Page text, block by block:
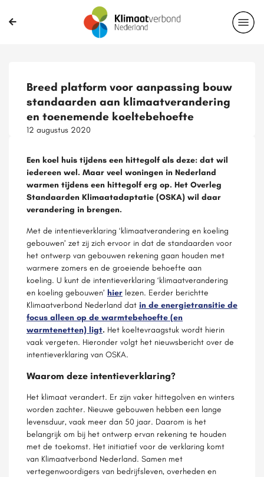
Breed platform voor aanpassing bouw
standaarden aan klimaatverandering
en toenemende koeltebehoefte
12 augustus 2020
Een koel huis tijdens een hittegolf als deze: dat wil
iedereen wel. Maar veel woningen in Nederland
warmen tijdens een hittegolf erg op. Het Overleg
Standaarden Klimaatadaptatie (OSKA) wil daar
verandering in brengen.
Met de intentieverklaring ‘klimaatverandering en koeling
gebouwen’ zet zij zich ervoor in dat de standaarden voor
het ontwerp van gebouwen rekening gaan houden met
warmere zomers en de groeiende behoefte aan
koeling. U kunt de intentieverklaring ‘klimaatverandering
en koeling gebouwen’ hier lezen. Eerder berichtte
Klimaatverbond Nederland dat in de energietransitie de
focus alleen op de warmtebehoefte (en
warmtenetten) ligt. Het koeltevraagstuk wordt hierin
vaak vergeten. Hieronder volgt het nieuwsbericht over de
intentieverklaring van OSKA.
Waarom deze intentieverklaring?
Het klimaat verandert. Er zijn vaker hittegolven en winters
worden zachter. Nieuwe gebouwen hebben een lange
levensduur, vaak meer dan 50 jaar. Daarom is het
belangrijk om bij het ontwerp ervan rekening te houden
met de toekomst. Het initiatief voor de verklaring komt
van Klimaatverbond Nederland. Samen met
vertegenwoordigers van bedrijfsleven, overheden en